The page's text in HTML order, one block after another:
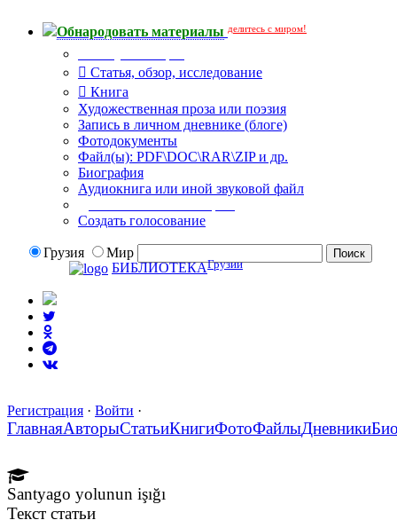
Обнародовать материалы делитесь с миром!
Статья, обзор, исследование
Книга
Художественная проза или поэзия
Запись в личном дневнике (блоге)
Фотодокументы
Файл(ы): PDF\DOC\RAR\ZIP и др.
Биография
Аудиокнига или иной звуковой файл
Создать голосование
Грузия
Мир
БИБЛИОТЕКАГрузии
Регистрация · Войти ·
ГлавнаяАвторыСтатьиКнигиФотоФайлыДневники
Santyago yolunun işığı
Текст статьи